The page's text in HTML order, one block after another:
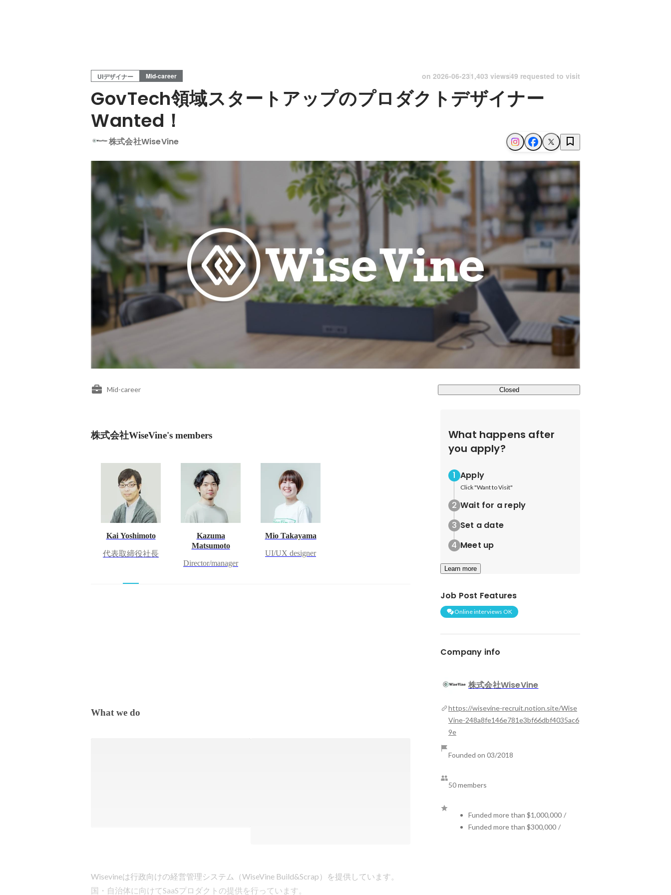
UIデザイナー Mid-career on 2026-06-231,403 views49 requested to visit
GovTech領域スタートアップのプロダクトデザイナー
Wanted！
株式会社WiseVine
Mid-career Closed
株式会社WiseVine's members
Kai Yoshimoto
代表取締役社長
Kazuma
Matsumoto
Director/manager
Mio Takayama
UI/UX designer
What we do
Wisevineは行政向けの経営管理システム（WiseVine Build&Scrap）を提供しています。
国・自治体に向けてSaaSプロダクトの提供を行っています。
What happens after
you apply?
Apply
Click "Want to Visit"
Wait for a reply
Set a date
Meet up
Learn more
Job Post Features
Online interviews OK
Company info
株式会社WiseVine
https://wisevine-recruit.notion.site/Wise
Vine-248a8fe146e781e3bf66dbf4035ac6
9e
Founded on 03/2018
50 members
Funded more than $1,000,000 /
Funded more than $300,000 /